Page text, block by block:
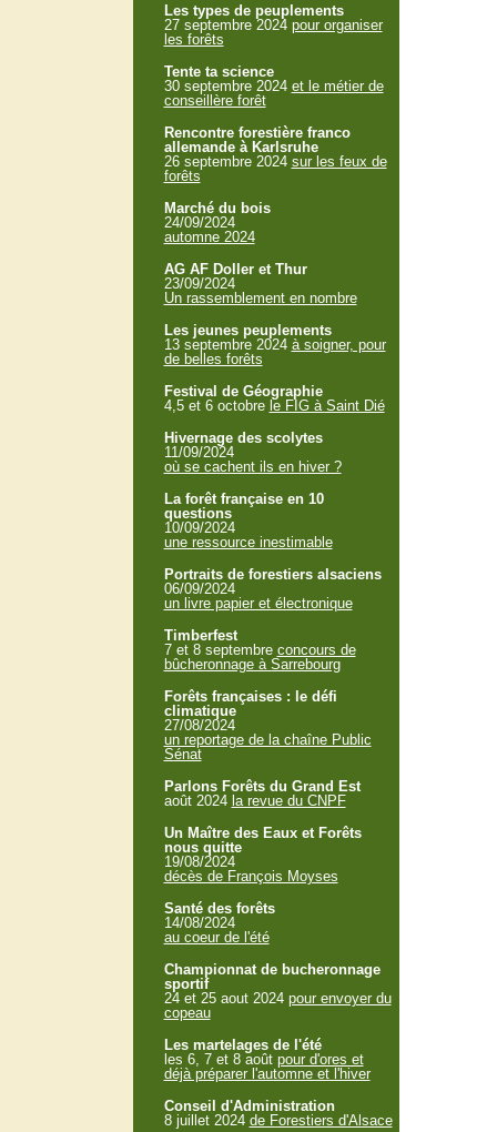
Les types de peuplements
27 septembre 2024 pour organiser
les forêts
Tente ta science
30 septembre 2024 et le métier de
conseillère forêt
Rencontre forestière franco
allemande à Karlsruhe
26 septembre 2024 sur les feux de
forêts
Marché du bois
24/09/2024
automne 2024
AG AF Doller et Thur
23/09/2024
Un rassemblement en nombre
Les jeunes peuplements
13 septembre 2024 à soigner, pour
de belles forêts
Festival de Géographie
4,5 et 6 octobre le FIG à Saint Dié
Hivernage des scolytes
11/09/2024
où se cachent ils en hiver ?
La forêt française en 10
questions
10/09/2024
une ressource inestimable
Portraits de forestiers alsaciens
06/09/2024
un livre papier et électronique
Timberfest
7 et 8 septembre concours de
bûcheronnage à Sarrebourg
Forêts françaises : le défi
climatique
27/08/2024
un reportage de la chaîne Public
Sénat
Parlons Forêts du Grand Est
août 2024 la revue du CNPF
Un Maître des Eaux et Forêts
nous quitte
19/08/2024
décès de François Moyses
Santé des forêts
14/08/2024
au coeur de l'été
Championnat de bucheronnage
sportif
24 et 25 aout 2024 pour envoyer du
copeau
Les martelages de l'été
les 6, 7 et 8 août pour d'ores et
déjà préparer l'automne et l'hiver
Conseil d'Administration
8 juillet 2024 de Forestiers d'Alsace